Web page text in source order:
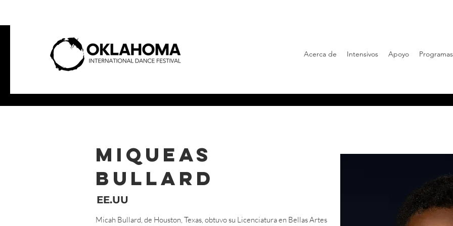
Acerca de Intensivos Apoyo Programas
Miqueas
Bullard
EE.UU
Micah Bullard, de Houston, Texas, obtuvo su Licenciatura en Bellas Artes